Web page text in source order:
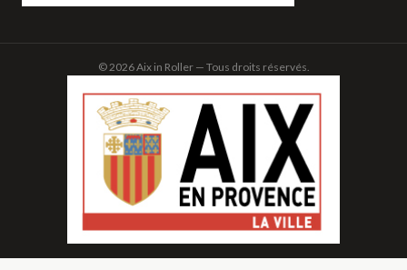
© 2026 Aix in Roller — Tous droits réservés.